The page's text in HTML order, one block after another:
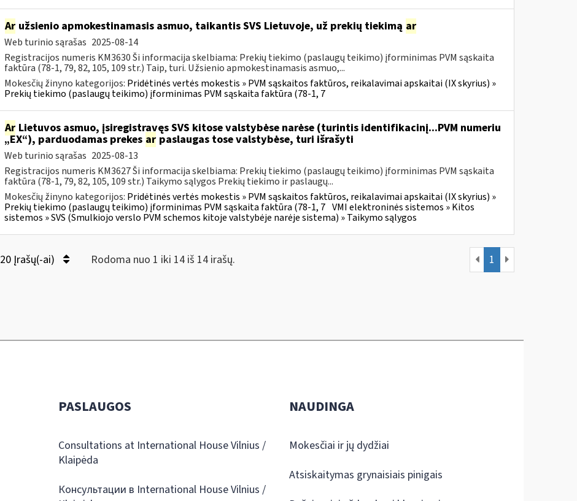
Aružsienio apmokestinamasis asmuo, taikantis SVS Lietuvoje, už prekių tiekimą ar
Web turinio sąrašas 2025-08-14
Registracijos numeris KM3630 Ši informacija skelbiama: Prekių tiekimo (paslaugų teikimo) įforminimas PVM sąskaita
faktūra (78-1, 79, 82, 105, 109 str.) Taip, turi. Užsienio apmokestinamasis asmuo,...
Mokesčių žinyno kategorijos: Pridėtinės vertės mokestis » PVM sąskaitos faktūros, reikalavimai apskaitai (IX skyrius) »
Prekių tiekimo (paslaugų teikimo) įforminimas PVM sąskaita faktūra (78-1, 7
ArLietuvos asmuo, įsiregistravęs SVS kitose valstybėse narėse (turintis identifikacinį...PVM numeriu
„EX“), parduodamas prekes arpaslaugas tose valstybėse, turi išrašyti
Web turinio sąrašas 2025-08-13
Registracijos numeris KM3627 Ši informacija skelbiama: Prekių tiekimo (paslaugų teikimo) įforminimas PVM sąskaita
faktūra (78-1, 79, 82, 105, 109 str.) Taikymo sąlygos Prekių tiekimo ir paslaugų...
Mokesčių žinyno kategorijos: Pridėtinės vertės mokestis » PVM sąskaitos faktūros, reikalavimai apskaitai (IX skyrius) »
Prekių tiekimo (paslaugų teikimo) įforminimas PVM sąskaita faktūra (78-1, 7 VMI elektroninės sistemos » Kitos
sistemos » SVS (Smulkiojo verslo PVM schemos kitoje valstybėje narėje sistema) » Taikymo sąlygos
20 Įrašų(-ai) Rodoma nuo 1 iki 14 iš 14 irašų. 1
PASLAUGOS
Consultations at International House Vilnius /
Klaipėda
Консультации в International House Vilnius /
NAUDINGA
Mokesčiai ir jų dydžiai
Atsiskaitymas grynaisiais pinigais